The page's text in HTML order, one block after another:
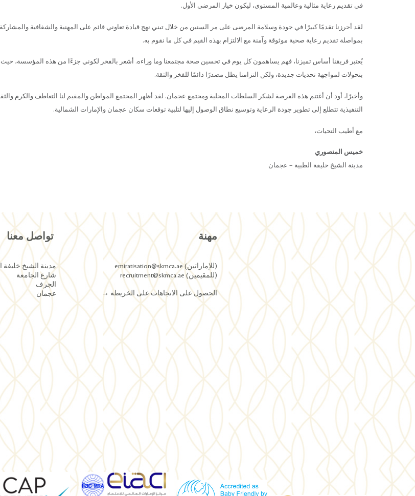
في تقديم رعاية مثالية وعالمية المستوى، ليكون خيار المرضى الأول.
لقد أحرزنا تقدمًا كبيرًا في جودة وسلامة المرضى على مر السنين من خلال تبني نهج قيادة تعاوني قائم على المهنية والشفافية
بمواصلة تقديم رعاية صحية موثوقة وآمنة مع الالتزام بهذه القيم في كل ما نقوم به.
يُعتبر فريقنا أساس تميزنا، فهم يساهمون كل يوم في تحسين صحة مجتمعنا وما وراءه. أشعر بالفخر لكوني جزءًا من هذه المؤسسة،
بتحولات لمواجهة تحديات جديدة، ولكن التزامنا يظل مصدرًا دائمًا للفخر والثقة.
وأخيرًا، أود أن أغتنم هذه الفرصة لشكر السلطات المحلية ومجتمع عجمان. لقد أظهر المجتمع المواطن والمقيم لنا التعاطف والكرم
التنفيذية تتطلع إلى تطوير جودة الرعاية وتوسيع نطاق الوصول إليها لتلبية توقعات سكان عجمان والإمارات الشمالية.
مع أطيب التحيات،
خميس المنصوري
مدينة الشيخ خليفة الطبية – عجمان
تواصل معنا
مدينة الشيخ خليفة
شارع الجامعة
الجرف
عجمان
مهنة
(للإماراتين) emiratisation@skmca.ae
(للمقيمين) recruitment@skmca.ae
الحصول على الاتجاهات على الخريطة →